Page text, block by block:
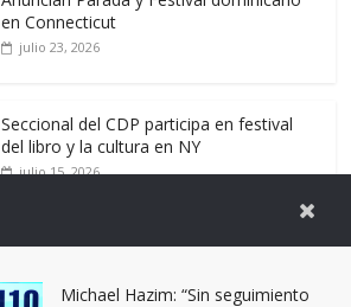
en Connecticut
julio 23, 2026
Seccional del CDP participa en festival
del libro y la cultura en NY
julio 15, 2026
Dominican Bar Association anuncia
julio 9, 2026Michael Hazim: “Sin seguimiento